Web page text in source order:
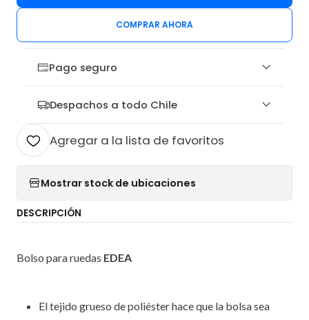
COMPRAR AHORA
Pago seguro
Despachos a todo Chile
Agregar a la lista de favoritos
Mostrar stock de ubicaciones
DESCRIPCIÓN
Bolso para ruedas EDEA
El tejido grueso de poliéster hace que la bolsa sea